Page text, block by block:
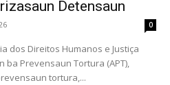
Detensaun
0
dos Direitos Humanos e Justiça
ba Prevensaun Tortura (APT),
tortura,...